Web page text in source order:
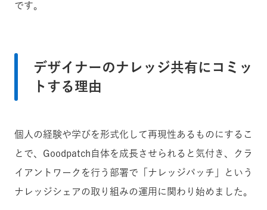
です。
デザイナーのナレッジ共有にコミッ
トする理由
個人の経験や学びを形式化して再現性あるものにするこ
とで、Goodpatch自体を成長させられると気付き、クラ
イアントワークを行う部署で「ナレッジパッチ」という
ナレッジシェアの取り組みの運用に関わり始めました。